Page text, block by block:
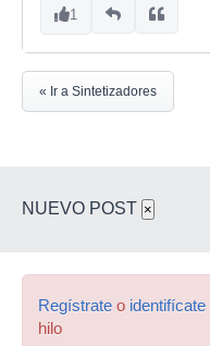
1
« Ir a Sintetizadores
NUEVO POST ×
Regístrate o identifícate
hilo